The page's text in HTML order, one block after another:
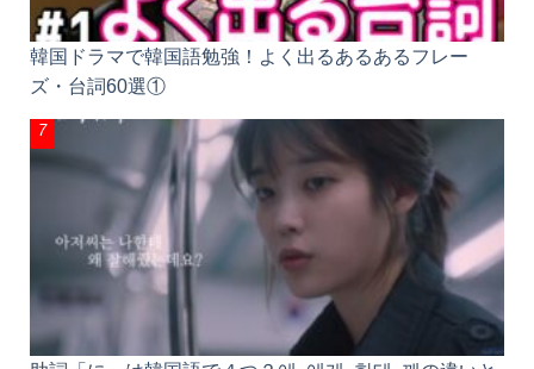
韓国ドラマで韓国語勉強！よく出るあるあるフレー
ズ・台詞60選①
助詞「に」は韓国語で４つ？에, 에게, 한테, 께の違い
と使い分け｜例文・動画・PDF付き